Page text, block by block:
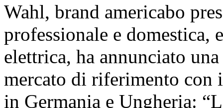
Wahl, brand americabo
professionale e
elettrica, ha annunciato
mercato di riferimento
in Germania e Ungheria: